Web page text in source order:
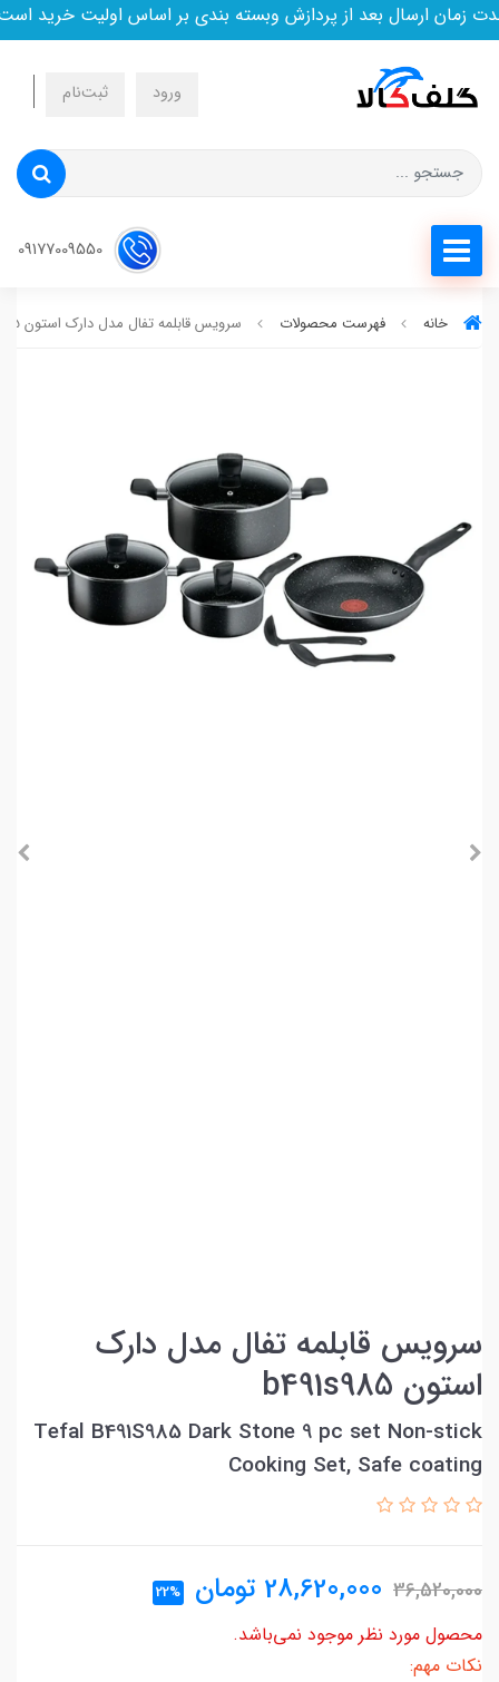
ارسال بعد از پردازش وبسته بندی بر اساس اولیت خرید است
ورود ثبت‌نام
خانه فهرست محصولات سرویس قابلمه تفال مدل دارک استون b491s985
سرویس قابلمه تفال مدل دارک
استون b491s985
Tefal B491S985 Dark Stone 9 pc set Non-stick
Cooking Set, Safe coating
36,520,000
28,620,000 تومان 22%
محصول مورد نظر موجود نمی‌باشد.
نکات مهم: